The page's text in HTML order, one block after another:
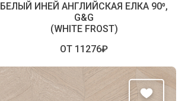
БЕЛЫЙ ИНЕЙ АНГЛИЙСКАЯ ЕЛКА 90⁰,
G&G
(WHITE FROST)
ОТ 11276₽